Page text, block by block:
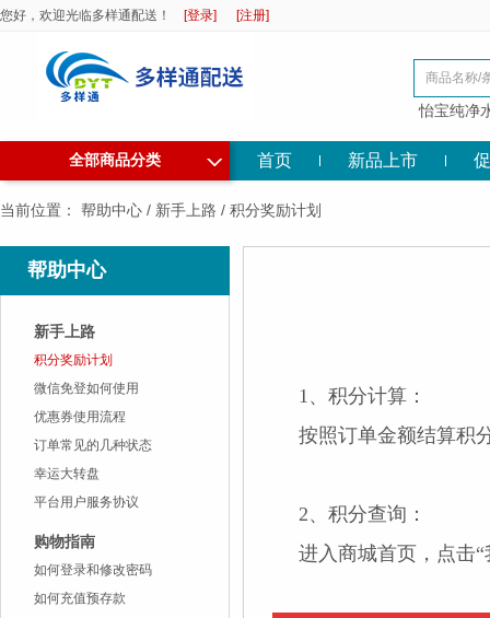
您好，欢迎光临多样通配送！ [登录] [注册]
怡宝纯净
全部商品分类 ◇ 首页 新品上市
当前位置： 帮助中心 / 新手上路 / 积分奖励计划
帮助中心
新手上路
积分奖励计划
微信免登如何使用
优惠券使用流程
订单常见的几种状态
幸运大转盘
平台用户服务协议
购物指南
如何登录和修改密码
如何充值预存款
1、积分计算：
按照订单金额结算积
2、积分查询：
进入商城首页，点击